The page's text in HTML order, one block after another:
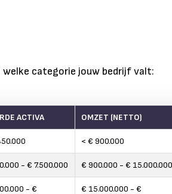
welke categorie jouw bedrijf valt:
ACTIVA OMZET (NETTO)
< € 900.000
- € 7.500.000 € 900.000 - € 15.000.000
- € € 15.000.000 - €